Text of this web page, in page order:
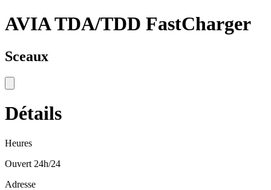
AVIA TDA/TDD FastCharger
Sceaux
Détails
Heures
Ouvert 24h/24
Adresse